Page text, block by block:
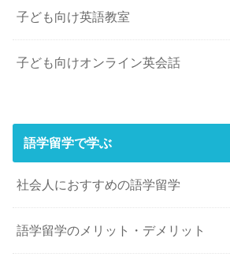
子ども向け英語教室
子ども向けオンライン英会話
語学留学で学ぶ
社会人におすすめの語学留学
語学留学のメリット・デメリット